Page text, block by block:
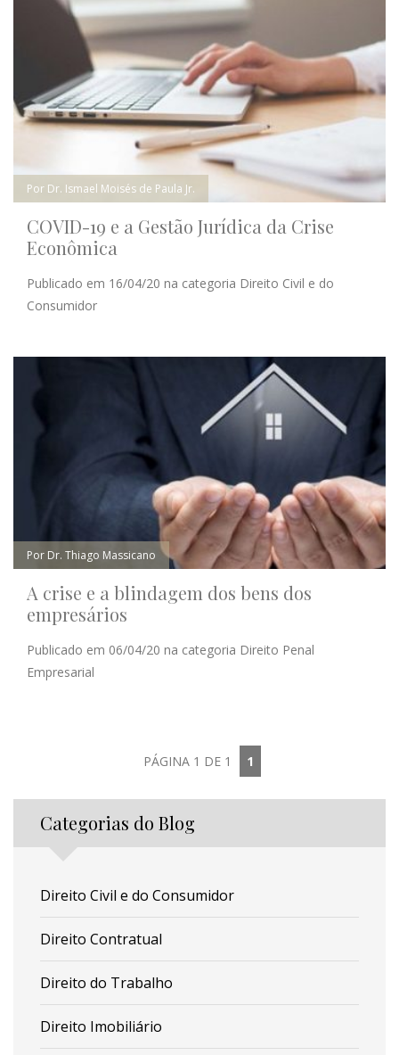
Por Dr. Ismael Moisés de Paula Jr.
COVID-19 e a Gestão Jurídica da Crise
Econômica
Publicado em 16/04/20 na categoria Direito Civil e do
Consumidor
Por Dr. Thiago Massicano
A crise e a blindagem dos bens dos
empresários
Publicado em 06/04/20 na categoria Direito Penal
Empresarial
PÁGINA 1 DE 1 1
Categorias do Blog
Direito Civil e do Consumidor
Direito Contratual
Direito do Trabalho
Direito Imobiliário